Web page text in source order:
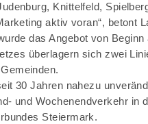
Knittelfeld,
aktiv voran“, betont
das Angebot von
überlagern sich zwei
30 Jahren nahezu
und Wochenendverkehr
Steiermark.